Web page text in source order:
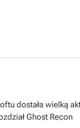
dostała wielką
Ghost Recon